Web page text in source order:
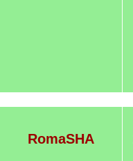
RomaSHA